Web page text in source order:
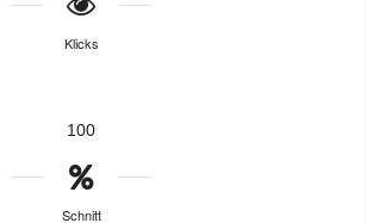
Klicks
100
Schnitt